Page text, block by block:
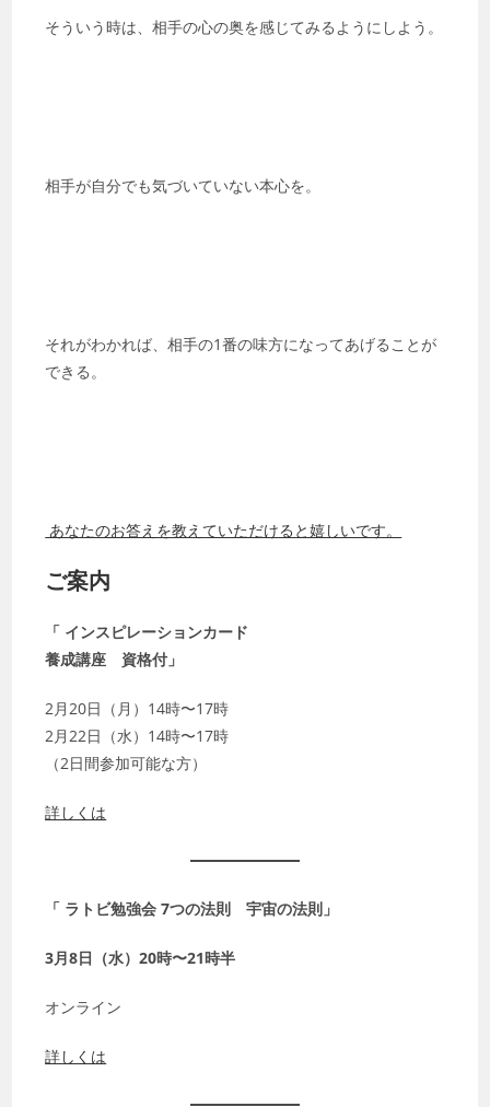
そういう時は、相手の心の奥を感じてみるようにしよう。
相手が自分でも気づいていない本心を。
それがわかれば、相手の1番の味方になってあげることが
できる。
あなたのお答えを教えていただけると嬉しいです。
ご案内
「 インスピレーションカード
養成講座 資格付」
2月20日（月）14時〜17時
2月22日（水）14時〜17時
（2日間参加可能な方）
詳しくは
「 ラトビ勉強会 7つの法則 宇宙の法則」
3月8日（水）20時〜21時半
オンライン
詳しくは